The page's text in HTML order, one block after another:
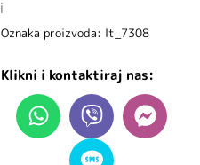
Oznaka proizvoda: lt_7308
Klikni i kontaktiraj nas: